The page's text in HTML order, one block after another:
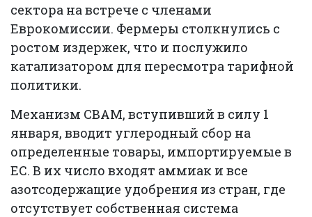
сектора на встрече с членами
Еврокомиссии. Фермеры столкнулись с
ростом издержек, что и послужило
катализатором для пересмотра тарифной
политики.
Механизм CBAM, вступивший в силу 1
января, вводит углеродный сбор на
определенные товары, импортируемые в
ЕС. В их число входят аммиак и все
азотсодержащие удобрения из стран, где
отсутствует собственная система